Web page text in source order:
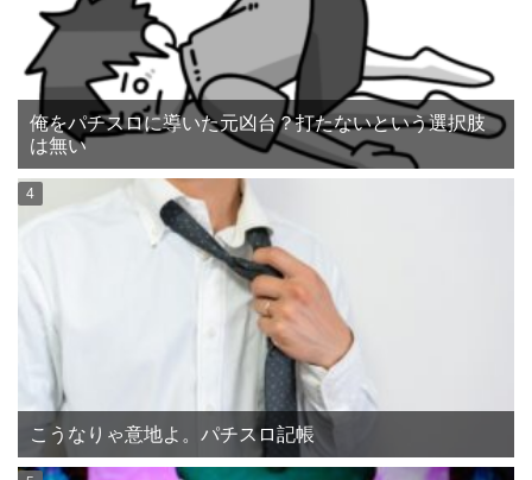
俺をパチスロに導いた元凶台？打たないという選択肢
は無い
こうなりゃ意地よ。パチスロ記帳